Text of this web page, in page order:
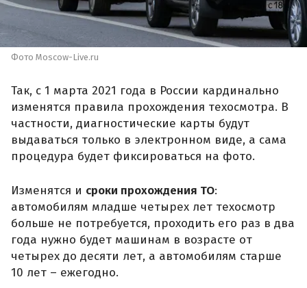
Фото Moscow-Live.ru
Так, с 1 марта 2021 года в России кардинально
изменятся правила прохождения техосмотра. В
частности, диагностические карты будут
выдаваться только в электронном виде, а сама
процедура будет фиксироваться на фото.
Изменятся и сроки прохождения ТО:
автомобилям младше четырех лет техосмотр
больше не потребуется, проходить его раз в два
года нужно будет машинам в возрасте от
четырех до десяти лет, а автомобилям старше
10 лет – ежегодно.